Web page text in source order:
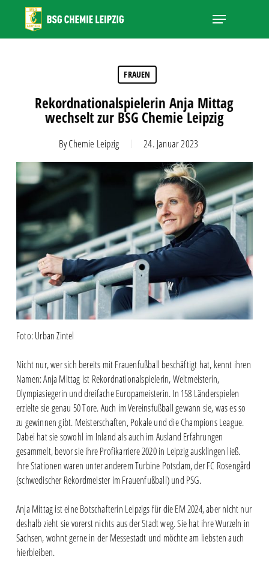
main
Menu
FRAUEN
Rekordnationalspielerin Anja Mittag
wechselt zur BSG Chemie Leipzig
ByChemie Leipzig 24. Januar 2023
Foto: Urban Zintel
Nicht nur, wer sich bereits mit Frauenfußball beschäftigt hat, kennt ihren
Namen: Anja Mittag ist Rekordnationalspielerin, Weltmeisterin,
Olympiasiegerin und dreifache Europameisterin. In 158 Länderspielen
erzielte sie genau 50 Tore. Auch im Vereinsfußball gewann sie, was es so
zu gewinnen gibt. Meisterschaften, Pokale und die Champions League.
Dabei hat sie sowohl im Inland als auch im Ausland Erfahrungen
gesammelt, bevor sie ihre Profikarriere 2020 in Leipzig ausklingen ließ.
Ihre Stationen waren unter anderem Turbine Potsdam, der FC Rosengård
(schwedischer Rekordmeister im Frauenfußball) und PSG.
Anja Mittag ist eine Botschafterin Leipzigs für die EM 2024, aber nicht nur
deshalb zieht sie vorerst nichts aus der Stadt weg. Sie hat ihre Wurzeln in
Sachsen, wohnt gerne in der Messestadt und möchte am liebsten auch
hierbleiben.
Close